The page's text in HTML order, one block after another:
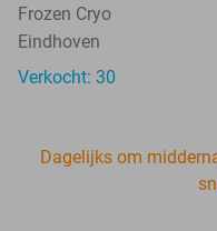
Frozen Cryo
Eindhoven
Verkocht: 30
Dagelijks om